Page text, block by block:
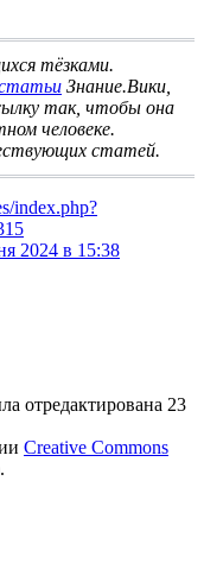
тёзками.
Знание.Вики,
так, чтобы она
человеке.
статей.
index.php?
2024 в 15:38
отредактирована 23
Creative Commons